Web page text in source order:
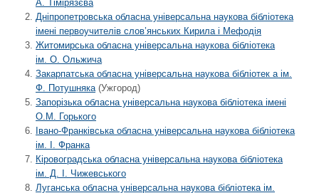
А. Тімірязєва
Дніпропетровська обласна універсальна наукова бібліотека
імені первоучителів слов’янських Кирила і Мефодія
Житомирська обласна універсальна наукова бібліотека
ім. О. Ольжича
Закарпатська обласна універсальна наукова бібліотек а ім.
Ф. Потушняка(Ужгород)
Запорiзька обласна унiверсальна наукова бiблiотека iменi
О.М. Горького
Івано-Франківська обласна універсальна наукова бібліотека
ім. І. Франка
Кіровоградська обласна універсальна наукова бібліотека
ім. Д. І. Чижевського
Луганська обласна універсальна наукова бібліотека ім.